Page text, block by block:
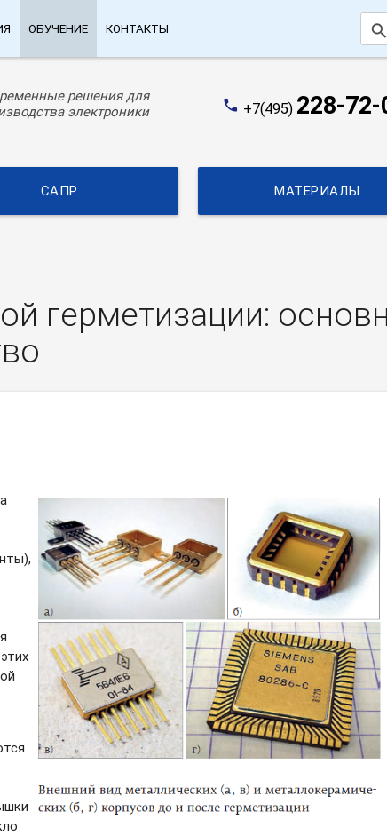
ОБУЧЕНИЕ КОНТАКТЫ
решения для
электроники
phone +7(495) 228-72-
САПР МАТЕРИАЛЫ
герметизации: